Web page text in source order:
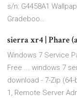
s/n: G4458A1
Gradeboo…
sierra xr4 | Phare
Windows 7 Service
Free ... windows 7
download - 7-Zip
1, Remote Server